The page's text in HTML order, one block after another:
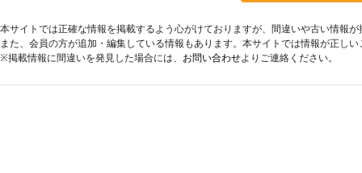
本サイトでは正確な情報を掲載するよう心がけておりますが、間違いや古い情報
また、会員の方が追加・編集している情報もあります。本サイトでは情報が正し
※掲載情報に間違いを発見した場合には、 お問い合わせよりご連絡ください。